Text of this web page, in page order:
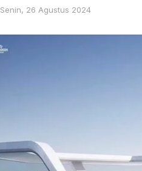
Senin, 26 Agustus 2024